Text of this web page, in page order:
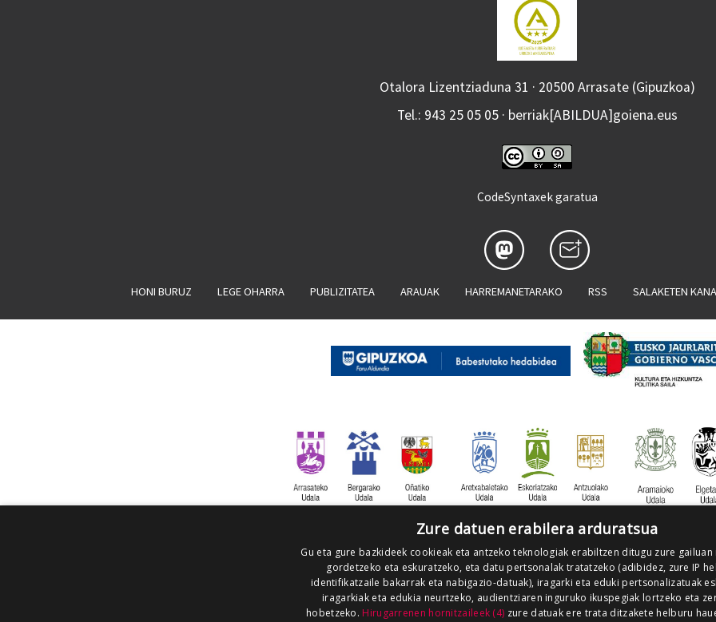
Otalora Lizentziaduna 31 · 20500 Arrasate (Gipuzkoa)
Tel.: 943 25 05 05 · berriak[ABILDUA]goiena.eus
CodeSyntaxek garatua
HONI BURUZ LEGE OHARRA PUBLIZITATEA ARAUAK HARREMANETARAKO RSS SALAKETEN
Zure datuen erabilera arduratsua
Gu eta gure bazkideek cookieak eta antzeko teknologiak erabiltzen ditugu zure
gordetzeko eta eskuratzeko, eta datu pertsonalak tratatzeko (adibidez, zure IP
identifikatzaile bakarrak eta nabigazio-datuak), iragarki eta eduki pertsonalizatuak
iragarkiak eta edukia neurtzeko, audientziaren inguruko ikuspegiak lortzeko eta
hobetzeko. Hirugarrenen hornitzaileek (4) zure datuak ere trata ditzakete helburu